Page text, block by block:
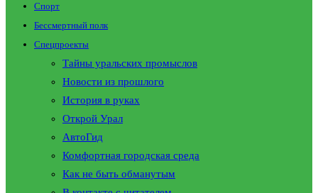
Спорт
Бессмертный полк
Спецпроекты
Тайны уральских промыслов
Новости из прошлого
История в руках
Открой Урал
АвтоГид
Комфортная городская среда
Как не быть обманутым